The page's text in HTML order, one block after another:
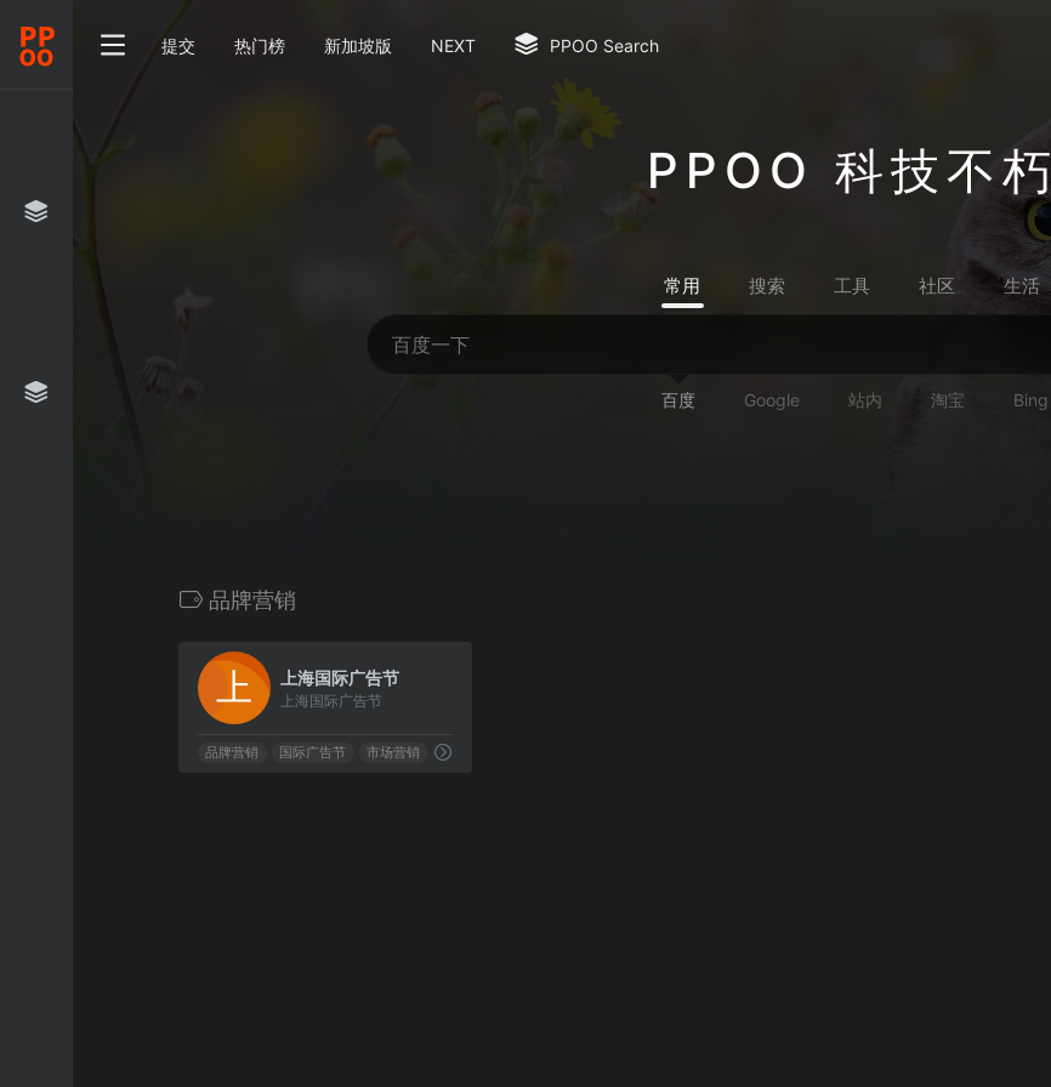
提交 热门榜 新加坡版 NEXT PPOO Search
PPOO 科技不朽
常用 搜索 工具 社区 生活
百度 Google 站内 淘宝 Bing
品牌营销
上海国际广告节
上海国际广告节
品牌营销 国际广告节 市场营销 广告创意